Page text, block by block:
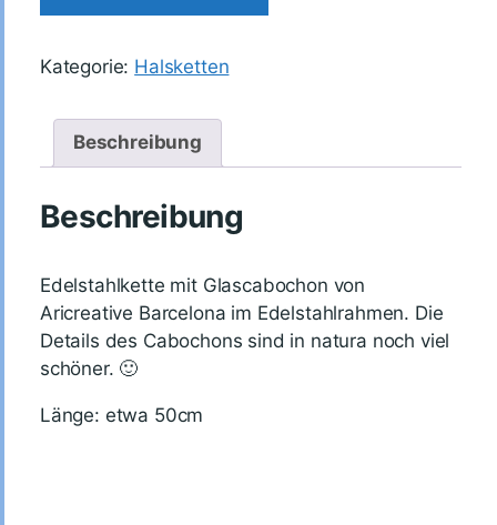
Kategorie: Halsketten
Beschreibung
Beschreibung
Edelstahlkette mit Glascabochon von
Aricreative Barcelona im Edelstahlrahmen. Die
Details des Cabochons sind in natura noch viel
schöner. 🙂
Länge: etwa 50cm